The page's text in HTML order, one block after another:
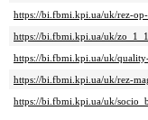
https://bi.fbmi.kpi.ua/uk/rez-
https://bi.fbmi.kpi.ua/uk/
https://bi.fbmi.kpi.ua/uk/quality-
https://bi.fbmi.kpi.ua/uk/rez-
https://bi.fbmi.kpi.ua/uk/